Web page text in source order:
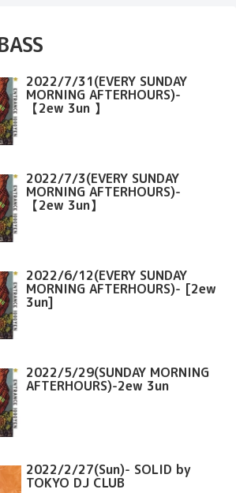
2022/7/31(EVERY SUNDAY
MORNING AFTERHOURS)-
【2ew 3un 】
2022/7/3(EVERY SUNDAY
MORNING AFTERHOURS)-
【2ew 3un】
2022/6/12(EVERY SUNDAY
MORNING AFTERHOURS)- [2ew
3un]
2022/5/29(SUNDAY MORNING
AFTERHOURS)-2ew 3un
2022/2/27(Sun)- SOLID by
TOKYO DJ CLUB